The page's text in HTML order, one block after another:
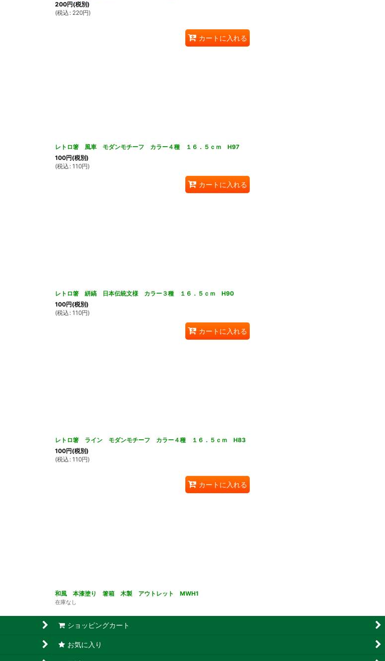
200円(税別)
(税込 : 220円)
カートに入れる
レトロ箸 風車 モダンモチーフ カラー４種 １６．５ｃｍ H97
100円(税別)
(税込 : 110円)
カートに入れる
レトロ箸 絣縞 日本伝統文様 カラー３種 １６．５ｃｍ H90
100円(税別)
(税込 : 110円)
カートに入れる
レトロ箸 ライン モダンモチーフ カラー４種 １６．５ｃｍ H83
100円(税別)
(税込 : 110円)
カートに入れる
和風 本漆塗り 箸箱 木製 アウトレット MWH1
在庫なし
ショッピングカート
お気に入り